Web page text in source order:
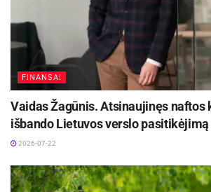
2026-07-25
FINANSAI
Vaidas Žagūnis. Atsinaujinęs naftos
išbando Lietuvos verslo pasitikėjimą
2026-07-22